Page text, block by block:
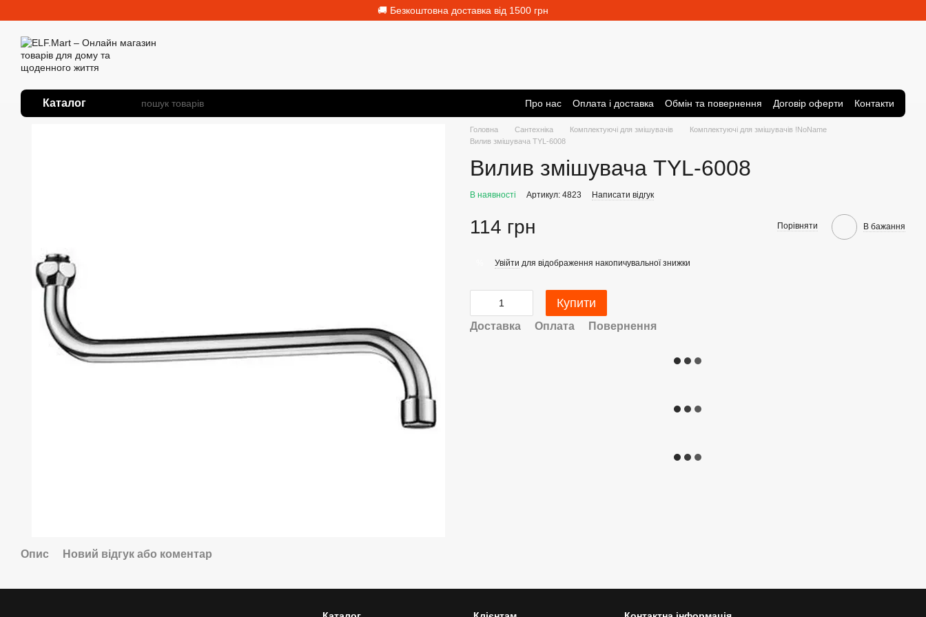
🚚 Безкоштовна доставка від 1500 грн
Каталог Про нас Оплата і доставка Обмін та повернення Договір оферти Контакти
Головна Сантехніка Комплектуючі для змішувачів
Комплектуючі для змішувачів !NoName
Вилив змішувача TYL-6008
Вилив змішувача TYL-6008
В наявності Артикул: 4823 Написати відгук
114 грн Порівняти В бажання
Увійти для відображення накопичувальної знижки
Купити
Доставка Оплата Повернення
Опис Новий відгук або коментар